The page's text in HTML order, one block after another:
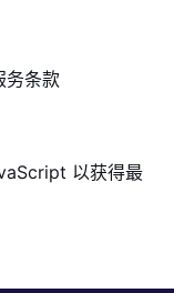
务条款
以获得最